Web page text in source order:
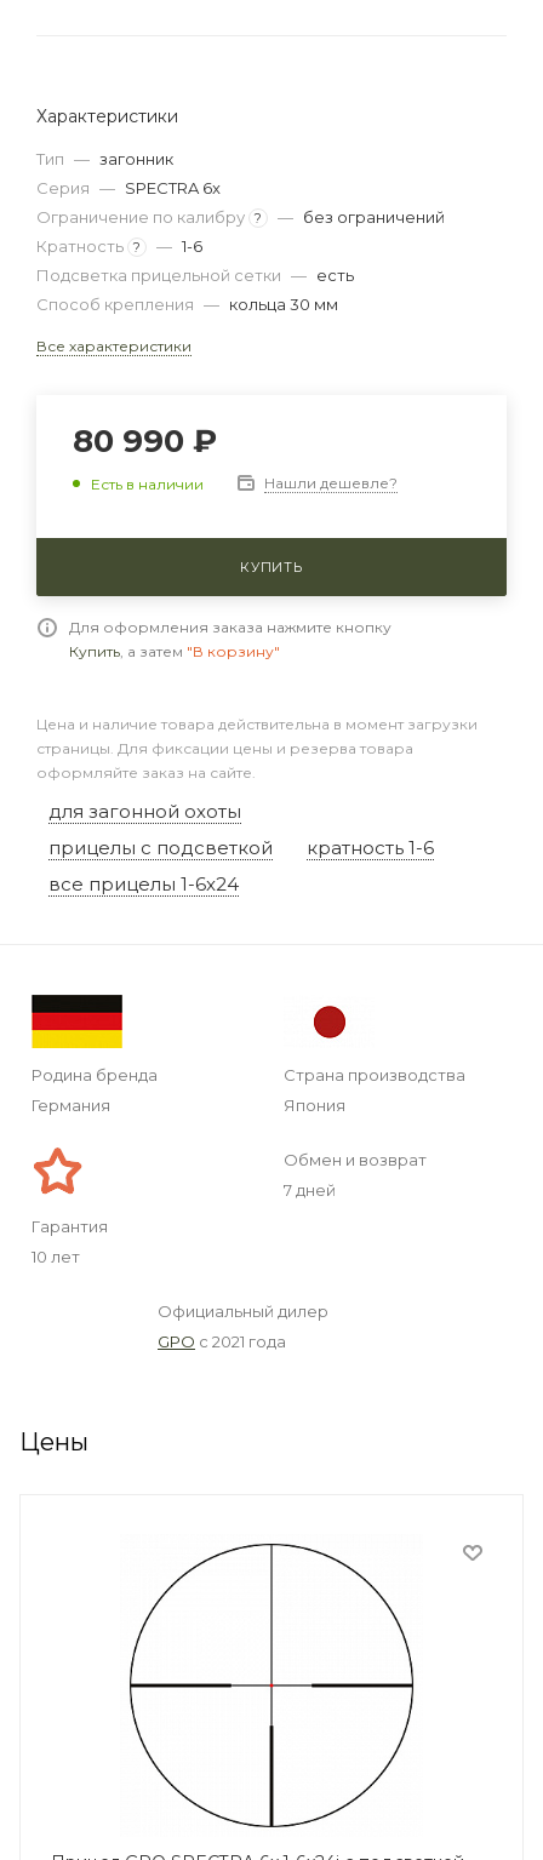
Характеристики
Тип — загонник
Серия — SPECTRA 6x
Ограничение по калибру ? — без ограничений
Кратность ? — 1-6
Подсветка прицельной сетки — есть
Способ крепления — кольца 30 мм
Все характеристики
80 990 ₽
Есть в наличии Нашли дешевле?
КУПИТЬ
Для оформления заказа нажмите кнопку
Купить, а затем "В корзину"
Цена и наличие товара действительна в момент загрузки
страницы. Для фиксации цены и резерва товара
оформляйте заказ на сайте.
для загонной охоты
прицелы с подсветкой
кратность 1-6
все прицелы 1-6x24
Родина бренда
Германия
Страна производства
Япония
Гарантия
10 лет
Обмен и возврат
7 дней
Официальный дилер
GPO с 2021 года
Цены